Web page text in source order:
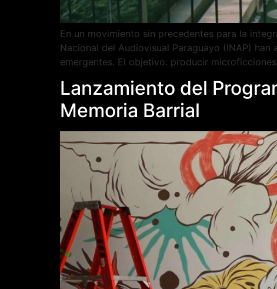
En un movimiento sin precedentes para la
Nacional del Audiovisual Paraguayo (INAP)
emergentes. El objetivo: producir
Lanzamiento del
Memoria Barrial